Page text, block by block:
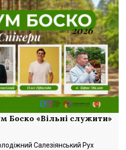
Боско «Вільні служити»
Салезіянський Рух